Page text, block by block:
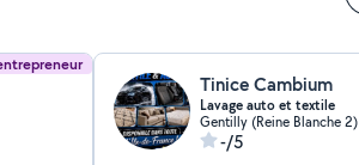
Tinice Cambium
Lavage auto et textile
Gentilly (Reine Blanche 2)
-/5